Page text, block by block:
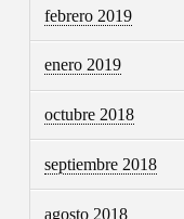
febrero 2019
enero 2019
octubre 2018
septiembre 2018
agosto 2018